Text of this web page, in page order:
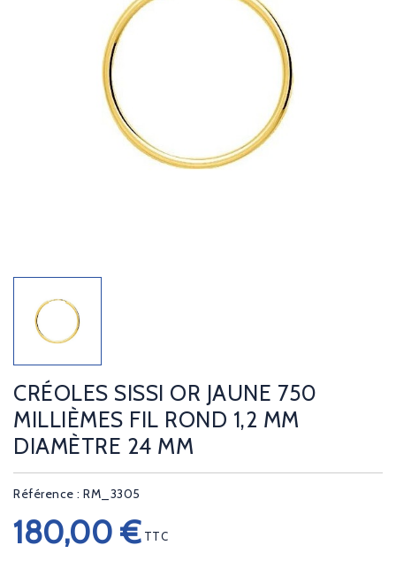
CRÉOLES SISSI OR JAUNE 750
MILLIÈMES FIL ROND 1,2 MM
DIAMÈTRE 24 MM
Référence : RM_3305
180,00 € TTC